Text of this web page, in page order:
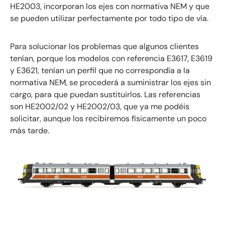
HE2003, incorporan los ejes con normativa NEM y que
se pueden utilizar perfectamente por todo tipo de vía.
Para solucionar los problemas que algunos clientes
tenían, porque los modelos con referencia E3617, E3619
y E3621, tenían un perfil que no correspondía a la
normativa NEM, se procederá a suministrar los ejes sin
cargo, para que puedan sustituirlos. Las referencias
son HE2002/02 y HE2002/03, que ya me podéis
solicitar, aunque los recibiremos físicamente un poco
más tarde.